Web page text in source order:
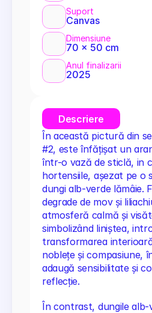
Suport
Canvas
Dimensiune
70 x 50 cm
Anul finalizarii
2025
Descriere
În această pictură din
#2, este înfățișat un
într-o vază de sticlă, in
hortensiile, așezat pe o
dungi alb-verde lămâie.
degrade de mov și
atmosferă calmă și
simbolizând liniștea,
transformarea
noblețe și compasiune,
adaugă sensibilitate și
reflecție.
În contrast, dungile alb-